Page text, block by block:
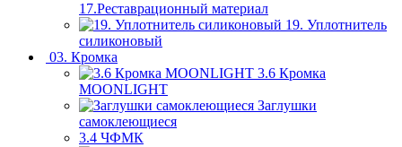
17.Реставрационный материал
19. Уплотнитель
силиконовый
03. Кромка
3.6 Кромка
MOONLIGHT
Заглушки
самоклеющиеся
3.4 ЧФМК